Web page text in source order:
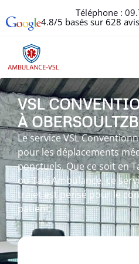
Téléphone :
4.8/5 basés sur 628 avis
VSL
À
Le service VSL
pour les déplacements
ponctuels. Que ce soit en
ou Taxi Ambulance, ce
trajet est pensé pour le
patient.